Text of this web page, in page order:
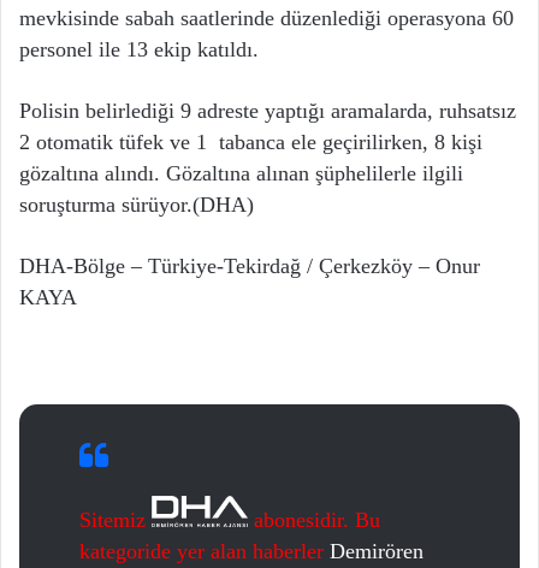
mevkisinde sabah saatlerinde düzenlediği operasyona 60
personel ile 13 ekip katıldı.
Polisin belirlediği 9 adreste yaptığı aramalarda, ruhsatsız
2 otomatik tüfek ve 1 tabanca ele geçirilirken, 8 kişi
gözaltına alındı. Gözaltına alınan şüphelilerle ilgili
soruşturma sürüyor.(DHA)
DHA-Bölge – Türkiye-Tekirdağ / Çerkezköy – Onur
KAYA
Sitemiz
abonesidir. Bu
kategoride yer alan haberler Demirören